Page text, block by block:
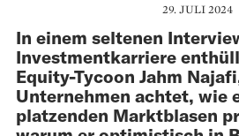
29. JULI 2024
In einem seltenen
Investmentkarriere
Equity-Tycoon Jahm
Unternehmen achtet, wie
platzenden Marktblasen